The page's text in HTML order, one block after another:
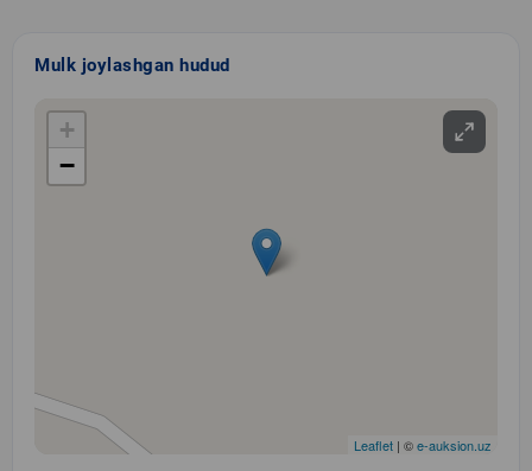
Mulk joylashgan hudud
+
−
Leaflet | ©e-auksion.uz